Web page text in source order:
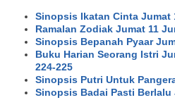
Sinopsis Ikatan Cinta Jumat
Ramalan Zodiak Jumat 11
Sinopsis Bepanah Pyaar
Buku Harian Seorang Istri
224-225
Sinopsis Putri Untuk
Sinopsis Badai Pasti Berlalu